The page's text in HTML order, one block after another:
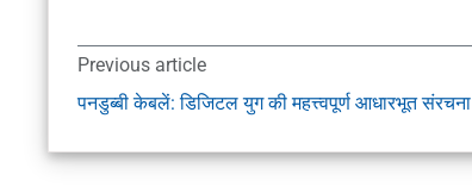
Previous article
पनडुब्बी केबलें: डिजिटल युग की महत्त्वपूर्ण आधारभूत संरचना